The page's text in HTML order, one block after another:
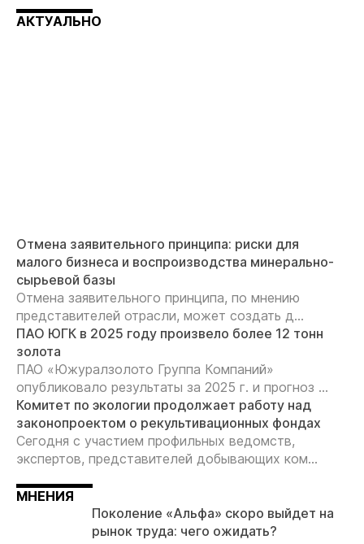
АКТУАЛЬНО
Отмена заявительного принципа: риски для
малого бизнеса и воспроизводства минерально-
сырьевой базы
Отмена заявительного принципа, по мнению
представителей отрасли, может создать д...
ПАО ЮГК в 2025 году произвело более 12 тонн
золота
ПАО «Южуралзолото Группа Компаний»
опубликовало результаты за 2025 г. и прогноз ...
Комитет по экологии продолжает работу над
законопроектом о рекультивационных фондах
Сегодня с участием профильных ведомств,
экспертов, представителей добывающих ком...
МНЕНИЯ
Поколение «Альфа» скоро выйдет на
рынок труда: чего ожидать?